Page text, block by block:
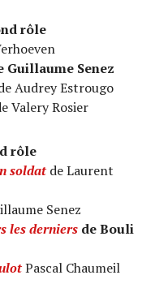
rôle
Guillaume Senez
Audrey Estrougo
Valery Rosier
rôle
soldatde Laurent
Senez
les derniers de Bouli
Pascal Chaumeil